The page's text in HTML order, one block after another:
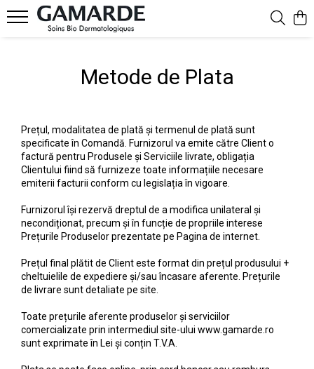
Press Age Antirid
Calmare
Dermo solide
Cica Repair
Pete pigmentare white effect
Nuanțatoare și corectoare
Cearcăne eye perfecting
Slăbire Effislim
Produse solare
Curățare și demachiere
Ten sensibil - iritat - alergic
Ten normal deshidratat
Ten uscat și descuamat
Ten matur cu riduri
Ten mixt și gras
Scalp și păr
Mâini și picioare
Deodorante
Loțiuni de corp
Îngrijire corp
Metode de Plata
Prețul, modalitatea de plată și termenul de plată sunt
specificate în Comandă. Furnizorul va emite către Client o
factură pentru Produsele și Serviciile livrate, obligația
Clientului fiind să furnizeze toate informațiile necesare
emiterii facturii conform cu legislația în vigoare.
Furnizorul își rezervă dreptul de a modifica unilateral și
necondiționat, precum și în funcție de propriile interese
Prețurile Produselor prezentate pe Pagina de internet.
Prețul final plătit de Client este format din prețul produsului +
cheltuielile de expediere și/sau încasare aferente. Prețurile
de livrare sunt detaliate pe site.
Toate prețurile aferente produselor și serviciilor
comercializate prin intermediul site-ului www.gamarde.ro
sunt exprimate în Lei și conțin T.V.A.